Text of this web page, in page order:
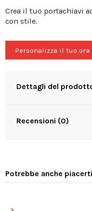
Crea il tuo portachiavi
con stile.
Personalizza il tuo ora
Dettagli del
Recensioni (0)
Potrebbe anche piacerti